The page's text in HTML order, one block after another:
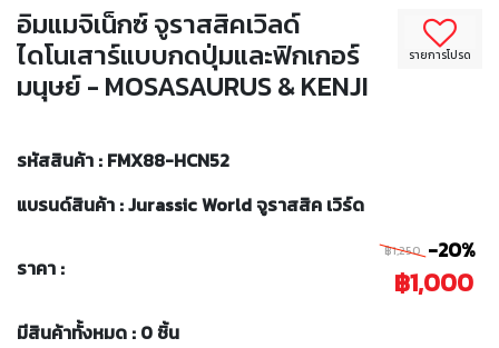
รายการโปรด
อิมแมจิเน็กซ์ จูราสสิคเวิลด์
ไดโนเสาร์แบบกดปุ่มและฟิกเกอร์
มนุษย์ - MOSASAURUS & KENJI
รหัสสินค้า : FMX88-HCN52
แบรนด์สินค้า : Jurassic World จูราสสิค เวิร์ด
ราคา :
฿1,250 -20%
฿1,000
มีสินค้าทั้งหมด : 0 ชิ้น